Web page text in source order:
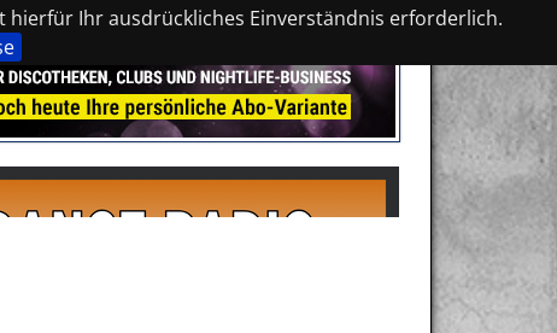
hierfür Ihr ausdrückliches Einverständnis erforderlich.